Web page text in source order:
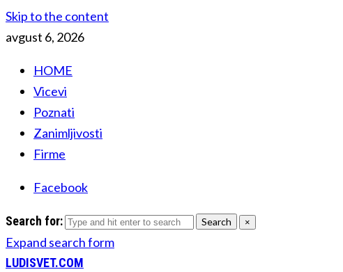
Skip to the content
avgust 6, 2026
HOME
Vicevi
Poznati
Zanimljivosti
Firme
Facebook
Search for: Search ×
Expand search form
LUDISVET.COM